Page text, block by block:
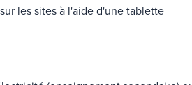
les sites à l'aide d'une tablette